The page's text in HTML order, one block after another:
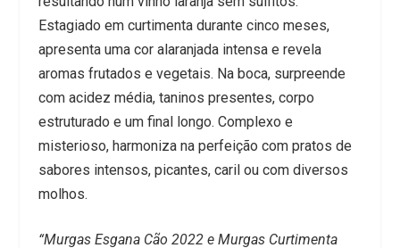
Estagiado em curtimenta durante cinco meses,
apresenta uma cor alaranjada intensa e revela
aromas frutados e vegetais. Na boca, surpreende
com acidez média, taninos presentes, corpo
estruturado e um final longo. Complexo e
misterioso, harmoniza na perfeição com pratos de
sabores intensos, picantes, caril ou com diversos
molhos.
“Murgas Esgana Cão 2022 e Murgas Curtimenta